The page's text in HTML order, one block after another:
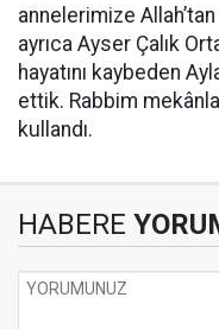
annelerimize
ayrıca Ayser Çalık
hayatını kaybeden
ettik. Rabbim
kullandı.
HABERE